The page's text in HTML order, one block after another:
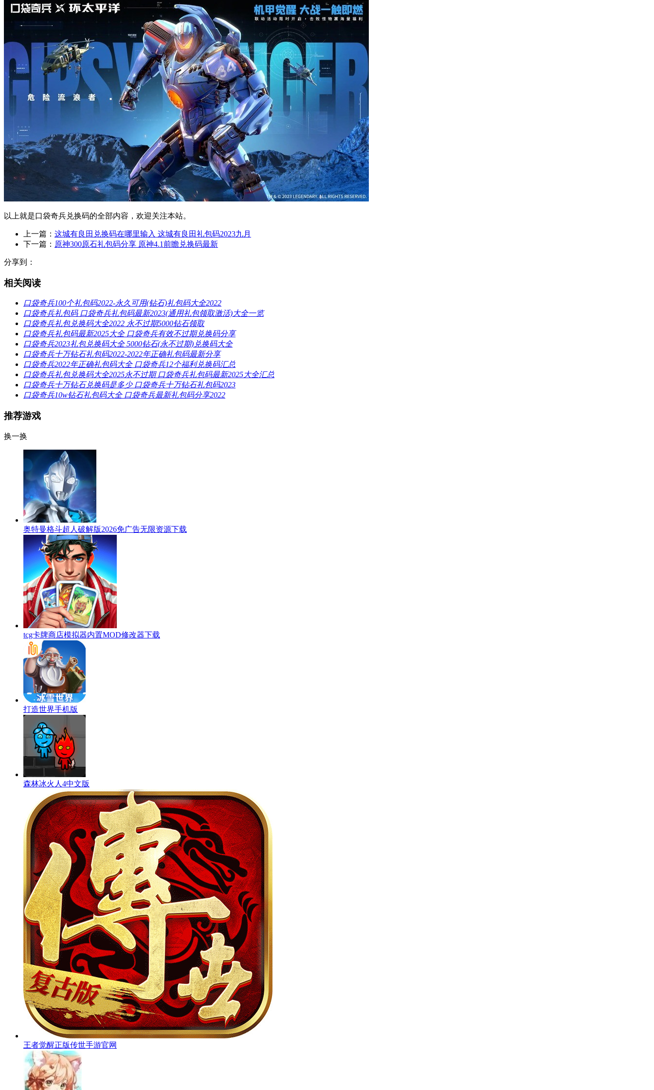
以上就是口袋奇兵兑换码的全部内容，欢迎关注本站。
上一篇： 这城有良田兑换码在哪里输入 这城有良田礼包码2023九月
下一篇： 原神300原石礼包码分享 原神4.1前瞻兑换码最新
分享到：
相关阅读
口袋奇兵100个礼包码2022-永久可用(钻石)礼包码大全2022
口袋奇兵礼包码 口袋奇兵礼包码最新2023(通用礼包领取激活)大全一览
口袋奇兵礼包兑换码大全2022 永不过期5000钻石领取
口袋奇兵礼包码最新2025大全 口袋奇兵有效不过期兑换码分享
口袋奇兵2023礼包兑换码大全 5000钻石(永不过期)兑换码大全
口袋奇兵十万钻石礼包码2022-2022年正确礼包码最新分享
口袋奇兵2022年正确礼包码大全 口袋奇兵12个福利兑换码汇总
口袋奇兵礼包兑换码大全2025永不过期 口袋奇兵礼包码最新2025大全汇总
口袋奇兵十万钻石兑换码是多少 口袋奇兵十万钻石礼包码2023
口袋奇兵10w钻石礼包码大全 口袋奇兵最新礼包码分享2022
推荐游戏
换一换
奥特曼格斗超人破解版2026免广告无限资源下载
tcg卡牌商店模拟器内置MOD修改器下载
打造世界手机版
森林冰火人4中文版
王者觉醒正版传世手游官网